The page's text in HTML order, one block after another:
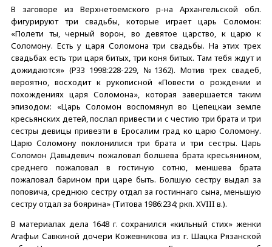
В заговоре из Верхнетоемского р-на Архангельской обл.
фигурируют три свадьбы, которые играет царь Соломон:
«Полети ты, черный ворон, во девятое царство, к царю к
Соломону. Есть у царя Соломона три свадьбы. На этих трех
свадьбах есть три царя битых, три коня битых. Там тебя ждут и
дожидаются» (РЗЗ 1998:228-229, №1362). Мотив трех свадеб,
вероятно, восходит к рукописной «Повести о рождении и
похождениях царя Соломона», которая завершается таким
эпизодом: «Царь Соломон воспомянул во Цепецкаи земле
кресьянских детей, послал привести и с честию три брата и три
сестры девицы привезти в Еросалим град ко царю Соломону.
Царю Соломону поклонилися три брата и три сестры. Царь
Соломон Давыдевич пожаловал болшева брата кресьянином,
среднего пожаловал в гостиную сотню, меншева брата
пожаловал барином при царе быть. Болшую сестру выдал за
поповича, среднюю сестру отдал за гостиннаго сына, меньшую
сестру отдал за боярина» (Титова 1986:234; ркп. XVIII в.).
В материалах дела 1648 г. сохранился «кильный стих» женки
Агафьи Савкиной дочери Кожевникова из г. Шацка Рязанской